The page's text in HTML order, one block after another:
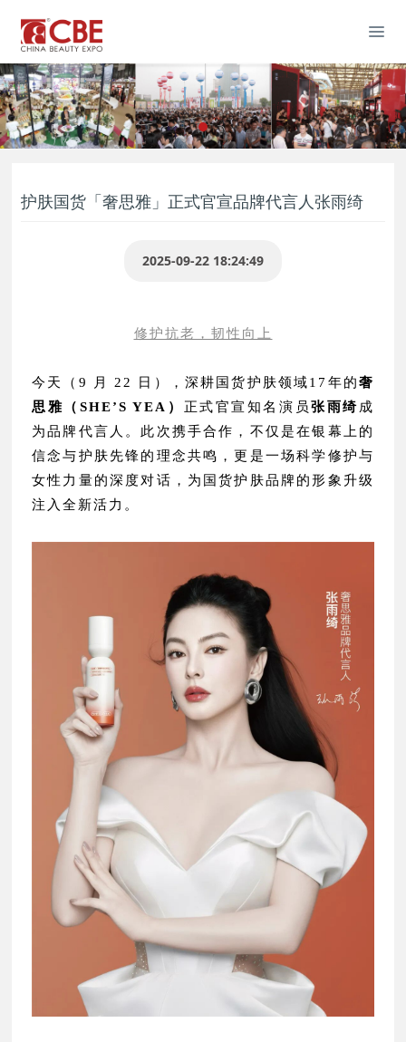
护肤国货「奢思雅」​正式官宣品牌代言人张雨绮
2025-09-22 18:24:49
修护抗老，韧性向上
今天（9 月 22 日）， 深耕国货护肤领域17年的奢
思雅（SHE’S YEA） 正式官宣知名演员张雨绮成
为品牌代言人。此次携手合作，不仅是在银幕上的
信念与护肤先锋的理念共鸣，更是一场科学修护与
女性力量的深度对话，为国货护肤品牌的形象升级
注入全新活力。